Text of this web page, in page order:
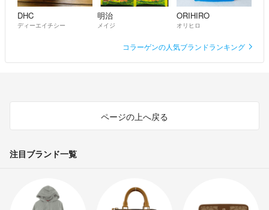
DHC
ディーエイチシー
明治
メイジ
ORIHIRO
オリヒロ
コラーゲンの人気ブランドランキング
ページの上へ戻る
注目ブランド一覧